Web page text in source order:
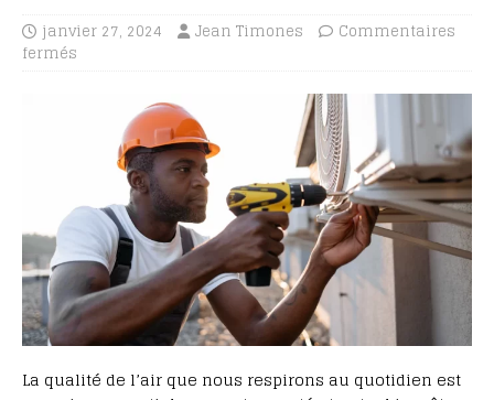
janvier 27, 2024 Jean Timones
Commentaires
fermés
La qualité de l’air que nous respirons au quotidien est